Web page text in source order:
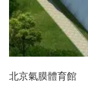
北京氣膜體育館